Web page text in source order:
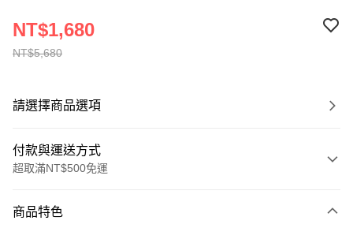
NT$5,680
NT$1,680
請選擇商品選項
付款與運送方式
超取滿NT$500免運
信用卡一次付款
商品特色